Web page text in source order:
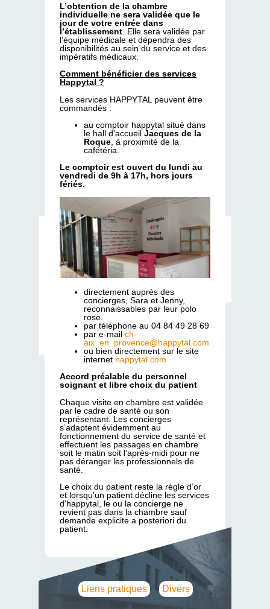
L’obtention de la chambre
individuelle ne sera validée que le
jour de votre entrée dans
l’établissement . Elle sera validée par
l’équipe médicale et dépendra des
disponibilités au sein du service et des
impératifs médicaux.
Comment bénéficier des services
Happytal ?
Les services HAPPYTAL peuvent être
commandés :
au comptoir happytal situé dans
le hall d’accueil Jacques de la
Roque , à proximité de la
cafétéria.
Le comptoir est ouvert du lundi au
vendredi de 9h à 17h, hors jours
fériés.
directement auprès des
concierges, Sara et Jenny,
reconnaissables par leur polo
rose.
par téléphone au 04 84 49 28 69
par e-mail ch-
aix_en_provence@happytal.com
ou bien directement sur le site
internet happytal.com
Accord préalable du personnel
soignant et libre choix du patient
Chaque visite en chambre est validée
par le cadre de santé ou son
représentant. Les concierges
s’adaptent évidemment au
fonctionnement du service de santé et
effectuent les passages en chambre
soit le matin soit l’après-midi pour ne
pas déranger les professionnels de
santé.
Le choix du patient reste la règle d’or
et lorsqu’un patient décline les services
d’happytal, le ou la concierge ne
revient pas dans la chambre sauf
demande explicite a posteriori du
patient.
Liens pratiques Divers